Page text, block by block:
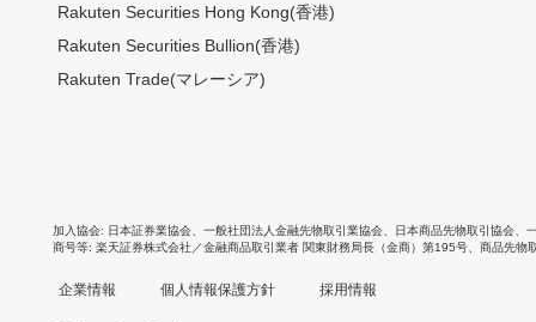
Rakuten Securities Hong Kong(香港)
Rakuten Securities Bullion(香港)
Rakuten Trade(マレーシア)
加入協会 日本証券業協会 一般社団法人金融先物取引業協会 日本商品先物取引協会
商号等 楽天証券株式会社／金融商品取引業者 関東財務局長（金商）第195号、商品先物
企業情報 個人情報保護方針 採用情報